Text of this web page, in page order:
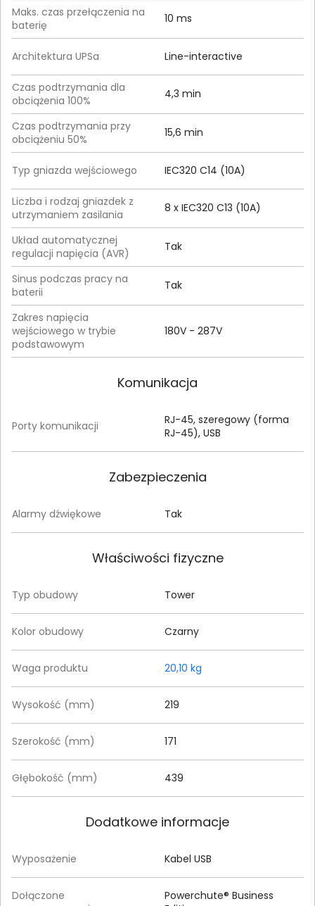
Maks. czas przełączenia na
baterię
10 ms
Architektura UPSa Line-interactive
Czas podtrzymania dla
obciążenia 100%
4,3 min
Czas podtrzymania przy
obciążeniu 50%
15,6 min
Typ gniazda wejściowego IEC320 C14 (10A)
Liczba i rodzaj gniazdek z
utrzymaniem zasilania
8 x IEC320 C13 (10A)
Układ automatycznej
regulacji napięcia (AVR)
Tak
Sinus podczas pracy na
baterii
Tak
Zakres napięcia
wejściowego w trybie
podstawowym
180V - 287V
Komunikacja
Porty komunikacji
RJ-45, szeregowy (forma
RJ-45), USB
Zabezpieczenia
Alarmy dźwiękowe Tak
Właściwości fizyczne
Typ obudowy Tower
Kolor obudowy Czarny
Waga produktu 20,10 kg
Wysokość (mm) 219
Szerokość (mm) 171
Głębokość (mm) 439
Dodatkowe informacje
Wyposażenie Kabel USB
Dołączone
Powerchute® Business